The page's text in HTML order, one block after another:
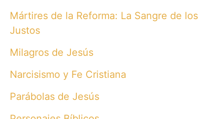
Mártires de la Reforma: La Sangre de los
Justos
Milagros de Jesús
Narcisismo y Fe Cristiana
Parábolas de Jesús